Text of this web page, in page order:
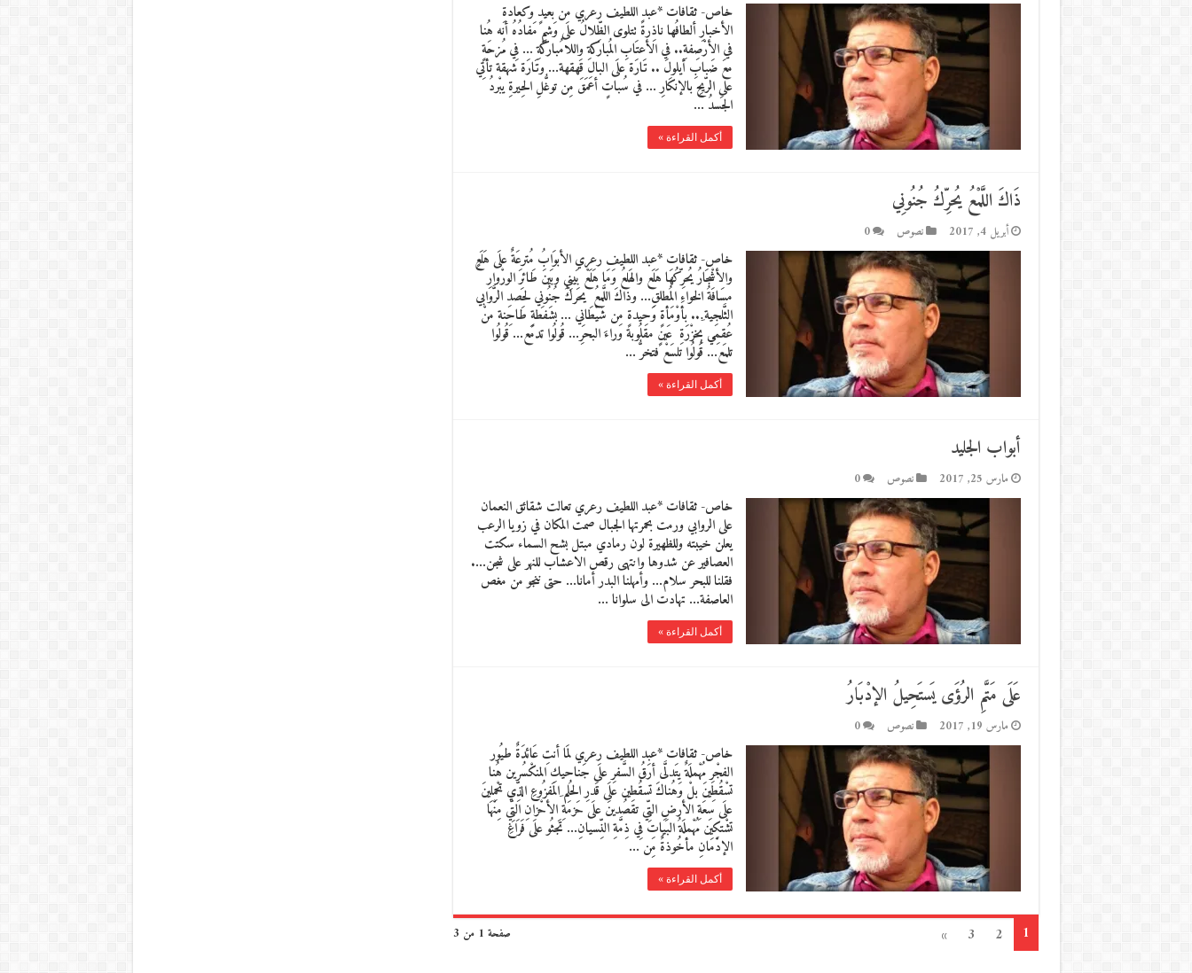
خاص- ثقافات *عبد اللطيف رعري من بعيدٍ وكعادةِ
الأخبارِ ألطافُها ناذِرةً تتلوى الظِّلالُ علَى وَشمٍ مَفادُهُ أنه هُنا
في الأرْصِفةِ.. في الأعتَابِ المُباركةِ واللامُباركَةِ … فِي مُزحَةٍ
معَ ضَبابِ أيلولَ .. تَارَة علَى البالِ قَهقهة… وتَارَة شهقة تأتِي
على الرّيحِ بالإنكَارِ … في سُباتٍ أعمَقَ مِن توغُّلِ الحِيرةِ يبْردُ
الجَسدُ …
أكمل القراءة »
ذَاكَ اللَّمْعُ يُحرِّكُ جُنُونِي
أبريل 4, 2017 نصوص 0
خاص- ثقافات *عبد اللطيف رعري الأبوَابُ مُترعَةٌ علَى هَلَعٍ
والأشْجَارُ يُحرِّكُهَا هَلَع والهَلعُ وَمَا هَلَعْ بَينِي وبَينَ طَائرَ الورْوارِ
مسَافَةُ الخواءِ المُطلقِ… وذاكَ اللَّمعُ يحَركُ جُنُونِي لحَصدِ الرَّوابي
الثَّلجِية.ِ.. بأوْمَأةٍ وَحِيدةٍ مِن شَيْطَانِي … بشَفطةٍ طَاحِنة منْ
عُقمِي بِخزْرَةِ عَينٍ مقلُوبة وراءَ البحرِ… قُولُوا تدمَع… قُولُوا
تلمَع… قُولُوا تلسَعْ فتخرُّ …
أكمل القراءة »
أبواب الجليد
مارس 25, 2017 نصوص 0
خاص- ثقافات *عبد اللطيف رعري تعالت شقائق النعمان
على الروابي ورمت بحمرتها الجبال صمت المكان في زويا الرعب
يعلن خيبته وللظهيرة لون رمادي مبتل بشح السماء سكتت
العصافير عن شدوها وانتهى رقص الاعشاب للنهر على شجن….
فقلنا للبحر سلام… وأمهلنا البدر أمانا… حتى ننجو من مغص
العاصفة… تهادت الى سلوانا …
أكمل القراءة »
عَلَى مَتَّمِ الرُؤَى يَستَحِيلُ الإدْبَارُ
مارس 19, 2017 نصوص 0
خاص- ثقافات *عبد اللطيف رعري لمَا أنتِ عَائدَةٌ طيُور
الفجْرِ مُهْملَةٌ يتَدلَّى أرَقُ السَّفرِ علَى جَناحيكِ المنكْسُرين هُنا
تسْقُطِينَ بلْ وَهُناكَ تسقُطِين علَى قَدرِ الحُلم ِالمَفزُوعِ الذِّي تحْمِلينَ
علَى سِعَةِ الأرضِ التِّي تقصُدينَ علَى حَزمَةِ الأحْزانِ التِّي مِنْهَا
تشْتكِين مُهْملَةُ البَياتِ فِي ذِمَّةِ النِّسيانِ… تَجثُو علَى فَرَاغِ
الإدْمَانِ مأخُوذةٌ مِن …
أكمل القراءة »
صفحة 1 من 3 1
2
3
»